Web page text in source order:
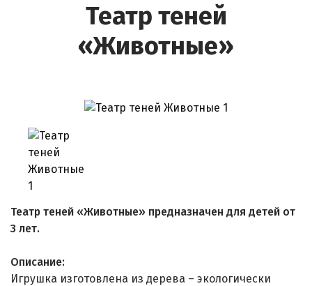
Театр теней
«Животные»
Театр теней «Животные» предназначен для детей от
3 лет.
Описание:
Игрушка изготовлена из дерева – экологически